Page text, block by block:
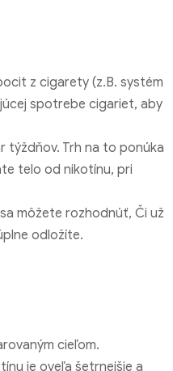
z cigarety (z.B. systém
spotrebe cigariet, aby
týždňov. Trh na to ponúka
telo od nikotínu, pri
môžete rozhodnúť, Či už
odložíte.
cieľom.
je oveľa šetrnejšie a